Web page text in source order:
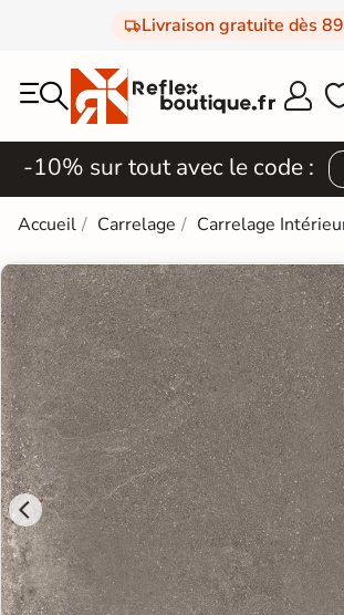
Livraison gratuite dès

-10% sur tout avec le code :
Accueil Carrelage Carrelage